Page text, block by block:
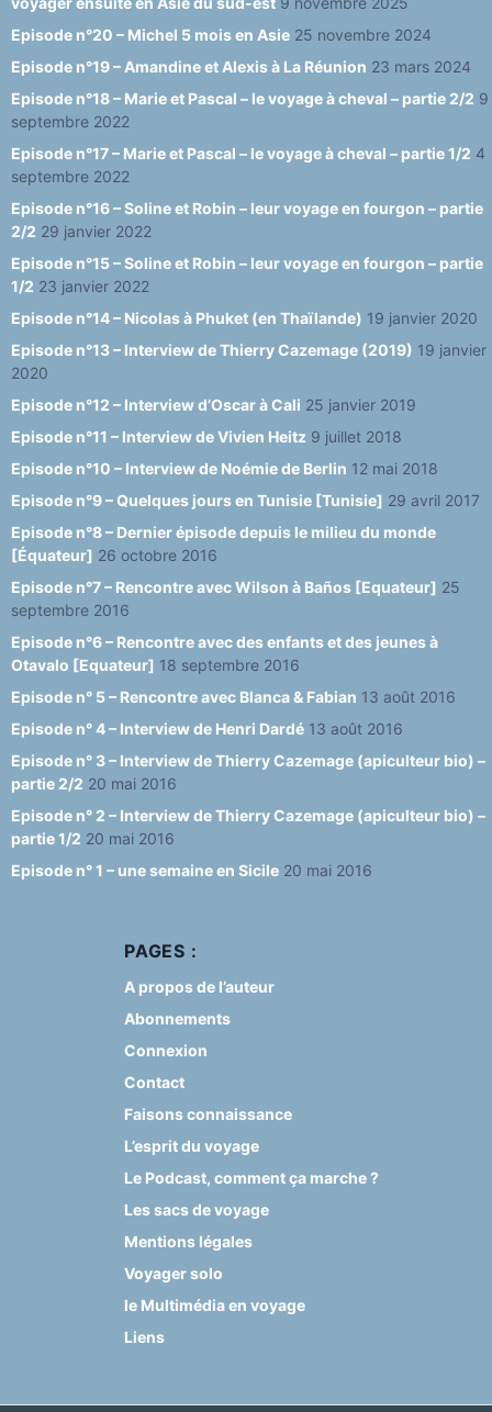
n
el
Episode n°20 – Michel 5 mois en Asie 25 novembre 2024
Episode n°19 – Amandine et Alexis à La Réunion 23 mars 2024
Episode n°18 – Marie et Pascal – le voyage à cheval – partie 2/2 9
septembre 2022
Episode n°17 – Marie et Pascal – le voyage à cheval – partie 1/2 4
septembre 2022
Episode n°16 – Soline et Robin – leur voyage en fourgon – partie
2/2 29 janvier 2022
Episode n°15 – Soline et Robin – leur voyage en fourgon – partie
1/2 23 janvier 2022
Episode n°14 – Nicolas à Phuket (en Thaïlande) 19 janvier 2020
Episode n°13 – Interview de Thierry Cazemage (2019) 19 janvier
2020
Episode n°12 – Interview d’Oscar à Cali 25 janvier 2019
Episode n°11 – Interview de Vivien Heitz 9 juillet 2018
Episode n°10 – Interview de Noémie de Berlin 12 mai 2018
Episode n°9 – Quelques jours en Tunisie [Tunisie] 29 avril 2017
Episode n°8 – Dernier épisode depuis le milieu du monde
[Équateur] 26 octobre 2016
Episode n°7 – Rencontre avec Wilson à Baños [Equateur] 25
septembre 2016
Episode n°6 – Rencontre avec des enfants et des jeunes à
Otavalo [Equateur] 18 septembre 2016
Episode n° 5 – Rencontre avec Blanca & Fabian 13 août 2016
Episode n° 4 – Interview de Henri Dardé 13 août 2016
Episode n° 3 – Interview de Thierry Cazemage (apiculteur bio) –
partie 2/2 20 mai 2016
Episode n° 2 – Interview de Thierry Cazemage (apiculteur bio) –
partie 1/2 20 mai 2016
Episode n° 1 – une semaine en Sicile 20 mai 2016
PAGES :
A propos de l’auteur
Abonnements
Connexion
Contact
Faisons connaissance
L’esprit du voyage
Le Podcast, comment ça marche ?
Les sacs de voyage
Mentions légales
Voyager solo
le Multimédia en voyage
Liens